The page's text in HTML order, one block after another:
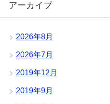
アーカイブ
2026年8月
2026年7月
2019年12月
2019年9月